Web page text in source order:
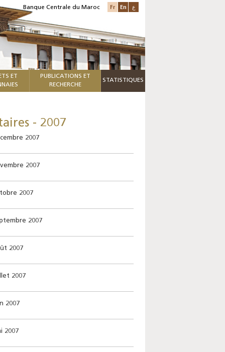
Banque Centrale du Maroc Fr En ع
ET
PUBLICATIONS ET
RECHERCHE
STATISTIQUES
- 2007
2007
2007
2007
2007
2007
2007
2007
2007